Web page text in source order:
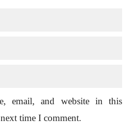
email, and website in this
time I comment.